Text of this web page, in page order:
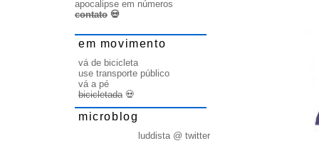
apocalipse em números
contato 💀
em movimento
vá de bicicleta
use transporte público
vá a pé
bicicletada💀
microblog
luddista @ twitter